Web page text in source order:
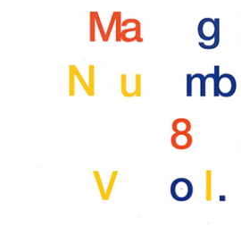
Facebook
Instagram
Youtube
online-shop